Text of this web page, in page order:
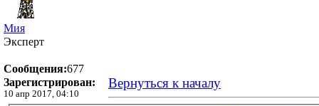
Мия
Эксперт
Сообщения:677
Зарегистрирован:
10 апр 2017, 04:10
Вернуться к началу